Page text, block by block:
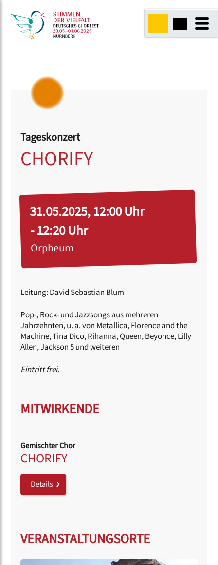
Tageskonzert
CHORIFY
31.05.2025, 12:00 Uhr
- 12:20 Uhr
Orpheum
Leitung: David Sebastian Blum
Pop-, Rock- und Jazzsongs aus mehreren
Jahrzehnten, u. a. von Metallica, Florence and the
Machine, Tina Dico, Rihanna, Queen, Beyonce, Lilly
Allen, Jackson 5 und weiteren
Eintritt frei.
MITWIRKENDE
Gemischter Chor
CHORIFY
Details
VERANSTALTUNGSORTE